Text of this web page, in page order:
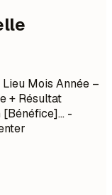
Mois Année –
+ Résultat
-